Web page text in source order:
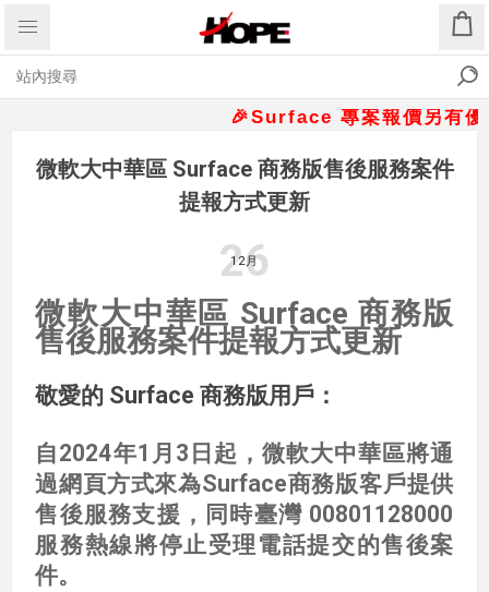
🎉Surface 專案報價另有
微軟大中華區 Surface 商務版售後服務案件
提報方式更新
26
12月
微軟大中華區 Surface 商務版
售後服務案件提報方式更新
敬愛的 Surface 商務版用戶：
自2024年1月3日起，微軟大中華區將通
過網頁方式來為Surface商務版客戶提供
售後服務支援，同時臺灣 00801128000
服務熱線將停止受理電話提交的售後案
件。